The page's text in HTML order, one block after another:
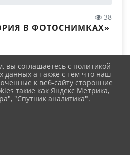
38
В ФОТОСНИМКАХ»
вы соглашаетесь с политикой
данных а также с тем что наш
к веб-сайту сторонние
такие как Яндекс Метрика,
"Спутник аналитика".